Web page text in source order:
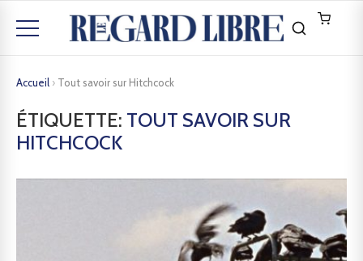
Accueil › Tout savoir sur Hitchcock
ÉTIQUETTE: TOUT SAVOIR SUR
HITCHCOCK